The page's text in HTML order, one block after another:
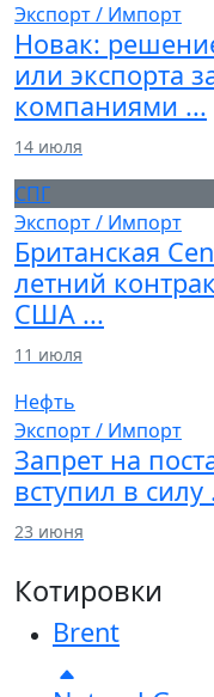
Экспорт / Импорт
Новак:
или экспорта
компаниями ...
14 июля
СПГ
Экспорт / Импорт
Британская
летний
США ...
11 июля
Нефть
Экспорт / Импорт
Запрет на
вступил в силу
23 июня
Котировки
Brent